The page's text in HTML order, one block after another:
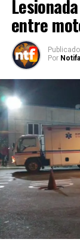
entre
Publicado
Por